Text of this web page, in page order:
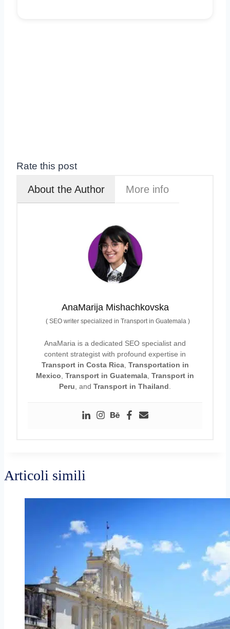
Rate this post
About the Author More info
AnaMarija Mishachkovska
(SEO writer specialized in Transport in Guatemala )
AnaMaria is a dedicated SEO specialist and
content strategist with profound expertise in
Transport in Costa Rica, Transportation in
Mexico, Transport in Guatemala, Transport in
Peru, and Transport in Thailand.
Articoli simili